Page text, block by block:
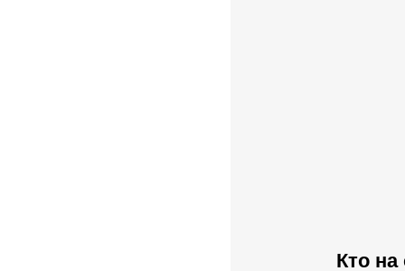
Кто